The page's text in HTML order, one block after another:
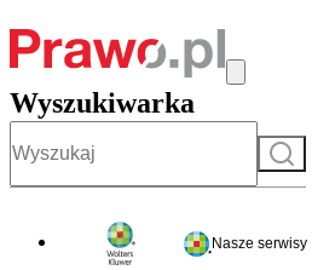
Wyszukiwarka
Szukaj
Nasze serwisy